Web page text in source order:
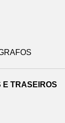
E TRASEIROS